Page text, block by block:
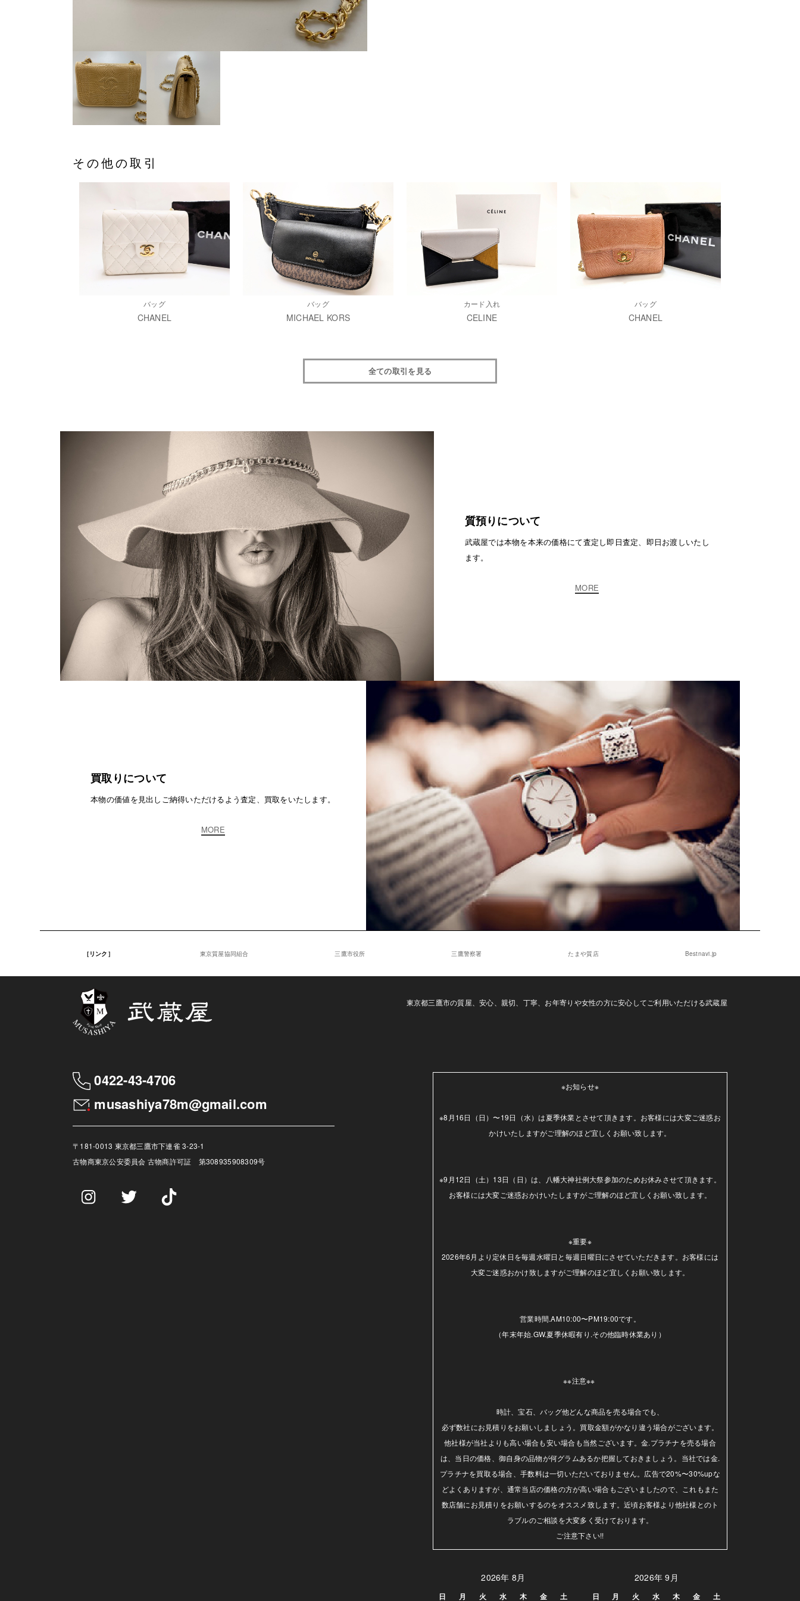
その他の取引
バッグ
CHANEL
バッグ
MICHAEL KORS
カード入れ
CELINE
バッグ
CHANEL
全ての取引を見る
質預りについて
武蔵屋では本物を本来の価格にて査定し即日査定、即日お渡しいたし
ます。
MORE
買取りについて
本物の価値を見出しご納得いただけるよう査定、買取をいたします。
MORE
［リンク］ 東京質屋協同組合 三鷹市役所 三鷹警察署 たまや質店 Bestnavi.jp
東京都三鷹市の質屋、安心、親切、丁寧、お年寄りや女性の方に安心してご利用いただける武蔵屋
0422-43-4706
musashiya78m@gmail.com
〒181-0013 東京都三鷹市下連雀 3-23-1
古物商東京公安委員会 古物商許可証 第308935908309号
※お知らせ※
※8月16日（日）〜19日（水）は夏季休業とさせて頂きます。お客様には大変ご迷惑お
かけいたしますがご理解のほど宜しくお願い致します。
※9月12日（土）13日（日）は、八幡大神社例大祭参加のためお休みさせて頂きます。
お客様には大変ご迷惑おかけいたしますがご理解のほど宜しくお願い致します。
※重要※
2026年6月より定休日を毎週水曜日と毎週日曜日にさせていただきます。お客様には
大変ご迷惑おかけ致しますがご理解のほど宜しくお願い致します。
営業時間.AM10:00〜PM19:00です。
（年末年始.GW.夏季休暇有り.その他臨時休業あり）
※※注意※※
時計、宝石、バッグ他どんな商品を売る場合でも、
必ず数社にお見積りをお願いしましょう。買取金額がかなり違う場合がございます。
他社様が当社よりも高い場合も安い場合も当然ございます。金.プラチナを売る場合
は、当日の価格、御自身の品物が何グラムあるか把握しておきましょう。当社では金.
プラチナを買取る場合、手数料は一切いただいておりません。広告で20%〜30%upな
どよくありますが、通常当店の価格の方が高い場合もございましたので、これもまた
数店舗にお見積りをお願いするのをオススメ致します。近頃お客様より他社様とのト
ラブルのご相談を大変多く受けております。
ご注意下さい!!
2026年 8月
日 月 火 水 木 金 土
2026年 9月
日 月 火 水 木 金 土